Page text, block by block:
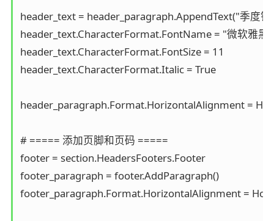
header_text = header_paragraph.AppendText("季度
header_text.CharacterFormat.FontName = "微软雅黑"
header_text.CharacterFormat.FontSize = 11
header_text.CharacterFormat.Italic = True
header_paragraph.Format.HorizontalAlignment =
# ===== 添加页脚和页码 =====
footer = section.HeadersFooters.Footer
footer_paragraph = footer.AddParagraph()
footer_paragraph.Format.HorizontalAlignment =